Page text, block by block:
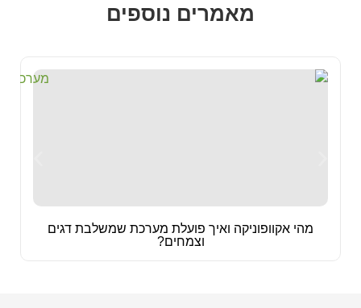
מאמרים נוספים
מהי אקוופוניקה ואיך פועלת מערכת שמשלבת דגים
וצמחים?